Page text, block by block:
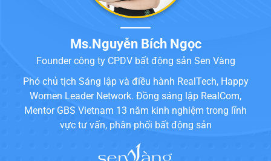
Ms.Nguyễn Bích Ngọc
Founder công ty CPDV bất động sản Sen Vàng
Phó chủ tịch Sáng lập và điều hành RealTech, Happy
Women Leader Network. Đồng sáng lập RealCom,
Mentor GBS Vietnam 13 năm kinh nghiệm trong lĩnh
vực tư vấn, phân phối bất động sản